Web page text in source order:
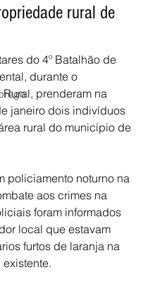
rural de
do 4º Batalhão de
durante o
prenderam na
janeiro dois indivíduos
rural do município de
policiamento noturno na
aos crimes na
foram informados
local que estavam
furtos de laranja na